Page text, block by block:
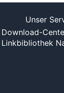
Unser
Download-
Linkbibliothek